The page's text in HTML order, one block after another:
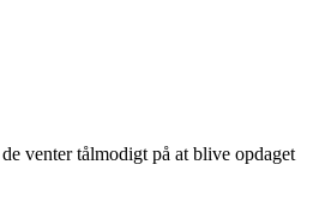
venter tålmodigt på at blive opdaget